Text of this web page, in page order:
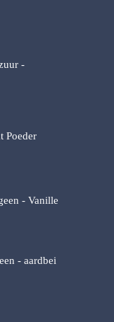
-
Poeder
- Vanille
- aardbei